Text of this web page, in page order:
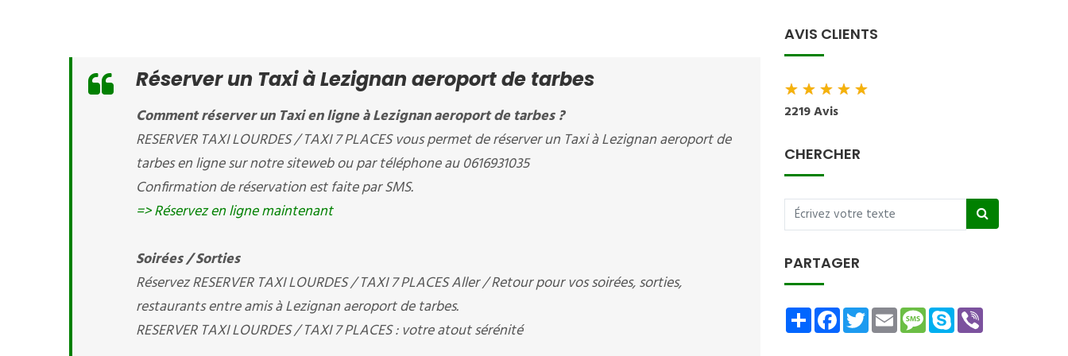
Réserver un Taxi à Lezignan aeroport de tarbes
Comment réserver un Taxi en ligne à Lezignan aeroport de tarbes ?
RESERVER TAXI LOURDES / TAXI 7 PLACES vous permet de réserver un Taxi à Lezignan aeroport de
tarbes en ligne sur notre siteweb ou par téléphone au 0616931035
Confirmation de réservation est faite par SMS.
=> Réservez en ligne maintenant
Soirées / Sorties
Réservez RESERVER TAXI LOURDES / TAXI 7 PLACES Aller / Retour pour vos soirées, sorties,
restaurants entre amis à Lezignan aeroport de tarbes.
RESERVER TAXI LOURDES / TAXI 7 PLACES : votre atout sérénité
AVIS CLIENTS
★★★★★
2219 Avis
CHERCHER
PARTAGER
ShareFacebookTwitterEmailMessage
Skype